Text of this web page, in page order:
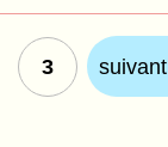
3 suivant